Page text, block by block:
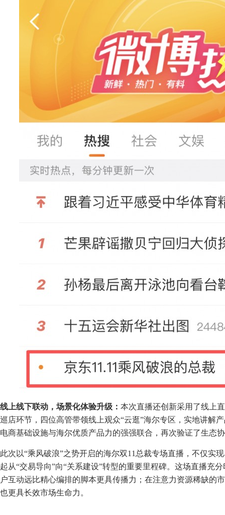
线上线下联动，场景化体验升级： 本次直播还创新采用了线上
巡店环节，四位高管带领线上观众“云逛”海尔专区，实地讲解
电商基础设施与海尔优质产品力的强强联合，再次验证了生态
此次以“乘风破浪”之势开启的海尔双11总裁专场直播，不仅实
起从“交易导向”向“关系建设”转型的重要里程碑。这场直播充
户互动远比精心编排的脚本更具传播力；在注意力资源稀缺的
也更具长效市场生命力。